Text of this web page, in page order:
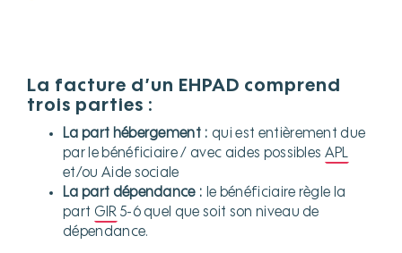
La facture d’un EHPAD comprend
trois parties :
La part hébergement : qui est entièrement due
par le bénéficiaire / avec aides possibles APL
et/ou Aide sociale
La part dépendance : le bénéficiaire règle la
part GIR 5-6 quel que soit son niveau de
dépendance.